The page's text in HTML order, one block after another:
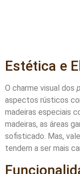
Estética e
O charme visual dos
aspectos rústicos
madeiras especiais
madeiras, as áreas
sofisticado. Mas,
tendem a ser mais